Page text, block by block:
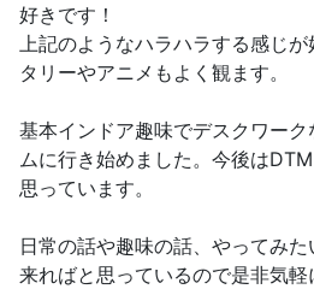
好きです！
上記のようなハラハラする感じ
タリーやアニメもよく観ます。
基本インドア趣味でデスクワー
ムに行き始めました。今後は
思っています。
日常の話や趣味の話、やってみ
来ればと思っているので是非気軽